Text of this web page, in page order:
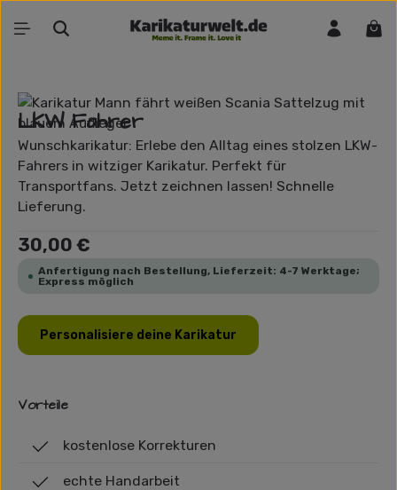
Zum Hauptinhalt springen
Bildergalerie überspringen
LKW Fahrer
Wunschkarikatur: Erlebe den Alltag eines stolzen LKW-
Fahrers in witziger Karikatur. Perfekt für
Transportfans. Jetzt zeichnen lassen! Schnelle
Lieferung.
Regulärer Preis:
30,00 €
Anfertigung nach Bestellung, Lieferzeit: 4-7 Werktage;
Express möglich
Personalisiere deine Karikatur
Vorteile
kostenlose Korrekturen
echte Handarbeit